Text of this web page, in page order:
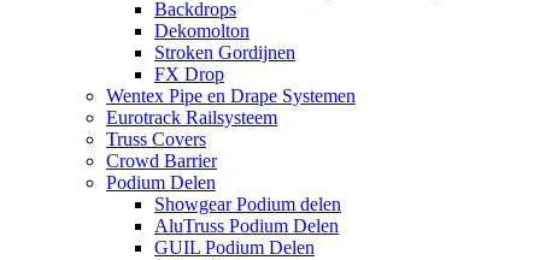
Backdrops
Dekomolton
Stroken Gordijnen
FX Drop
Wentex Pipe en Drape Systemen
Eurotrack Railsysteem
Truss Covers
Crowd Barrier
Podium Delen
Showgear Podium delen
AluTruss Podium Delen
GUIL Podium Delen